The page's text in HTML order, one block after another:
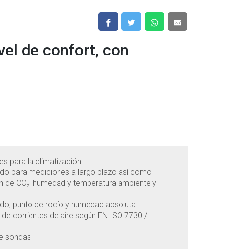
de confort, con
para la climatización
para mediciones a largo plazo así como
CO₂, humedad y temperatura ambiente y
punto de rocío y humedad absoluta –
corrientes de aire según EN ISO 7730 /
sondas